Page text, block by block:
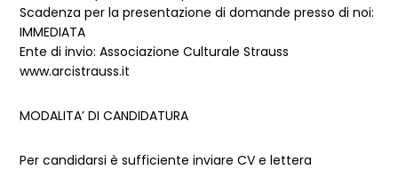
Scadenza per la presentazione di domande presso di noi:
IMMEDIATA
Ente di invio: Associazione Culturale Strauss
www.arcistrauss.it
MODALITA’ DI CANDIDATURA
Per candidarsi è sufficiente inviare CV e lettera